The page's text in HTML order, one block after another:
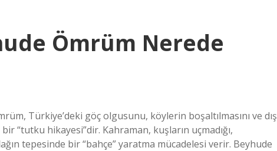
Ömrüm Nerede
Türkiye’deki göç olgusunu, köylerin boşaltılmasını ve dış
“tutku hikayesi”dir. Kahraman, kuşların uçmadığı,
tepesinde bir “bahçe” yaratma mücadelesi verir. Beyhude